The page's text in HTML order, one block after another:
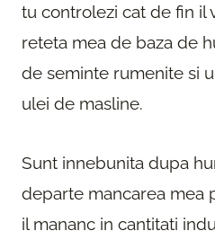
tu controlezi cat de fin il
reteta mea de baza de
de seminte rumenite si
ulei de masline.
Sunt innebunita dupa
departe mancarea mea
il mananc in cantitati